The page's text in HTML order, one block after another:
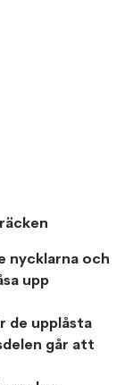
nycklarna och
upp
de upplåsta
går att